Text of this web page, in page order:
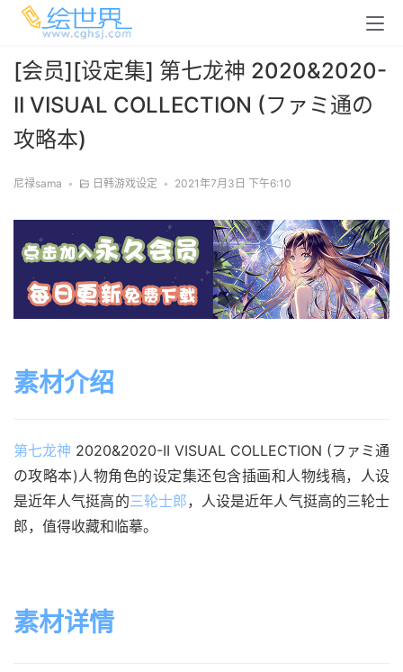
[会员][设定集] 第七龙神 2020&2020-
II VISUAL COLLECTION (ファミ通の
攻略本)
尼禄sama • 日韩游戏设定 • 2021年7月3日 下午6:10
素材介绍
第七龙神 2020&2020-II VISUAL COLLECTION (ファミ通
の攻略本)人物角色的设定集还包含插画和人物线稿，人设
是近年人气挺高的三轮士郎，人设是近年人气挺高的三轮士
郎，值得收藏和临摹。
素材详情